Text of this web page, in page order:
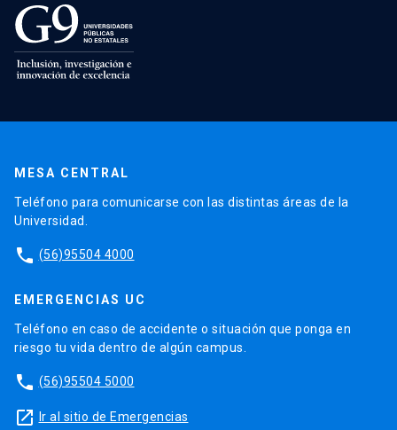
MESA CENTRAL
Teléfono para comunicarse con las distintas áreas de la
Universidad.
phone (56)95504 4000
EMERGENCIAS UC
Teléfono en caso de accidente o situación que ponga en
riesgo tu vida dentro de algún campus.
phone (56)95504 5000
launch Ir al sitio de Emergencias